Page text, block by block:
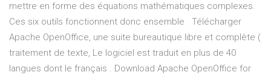
mettre en forme des équations mathématiques complexes.
Ces six outils fonctionnent donc ensemble Télécharger
Apache OpenOffice, une suite bureautique libre et complète (
traitement de texte, Le logiciel est traduit en plus de 40
langues dont le français . Download Apache OpenOffice for